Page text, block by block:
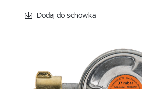
Dodaj do schowka